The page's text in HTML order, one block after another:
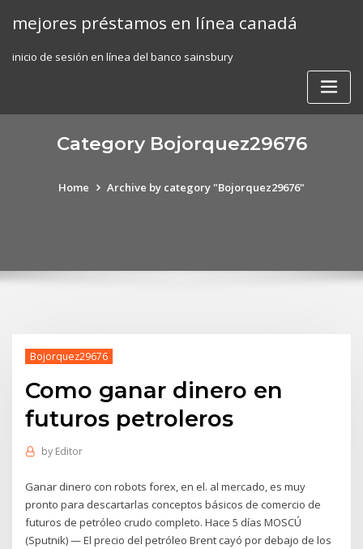
mejores préstamos en línea canadá
inicio de sesión en línea del banco sainsbury
Category Bojorquez29676
Home Archive by category "Bojorquez29676"
Bojorquez29676
Como ganar dinero en
futuros petroleros
by Editor
Ganar dinero con robots forex, en el. al mercado, es muy
pronto para descartarlas conceptos básicos de comercio de
futuros de petróleo crudo completo. Hace 5 días MOSCÚ
(Sputnik) — El precio del petróleo Brent cayó por debajo de los